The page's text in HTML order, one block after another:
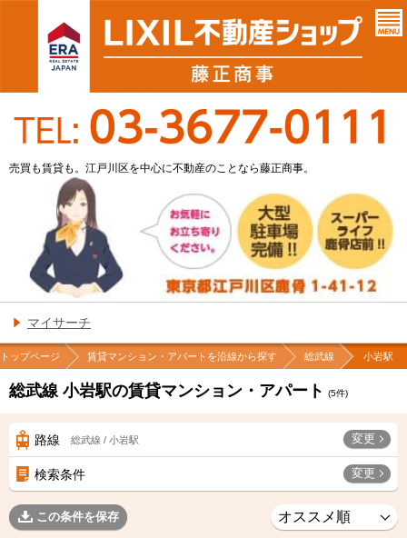
売買も賃貸も。江戸川区を中心に不動産のことなら藤正商事。
マイサーチ
ップページ 賃貸マンション・アパートを沿線から探す 総武線 小岩駅
総武線 小岩駅の賃貸マンション・アパート (5件)
路線 総武線 / 小岩駅 変更
検索条件 変更
この条件を保存